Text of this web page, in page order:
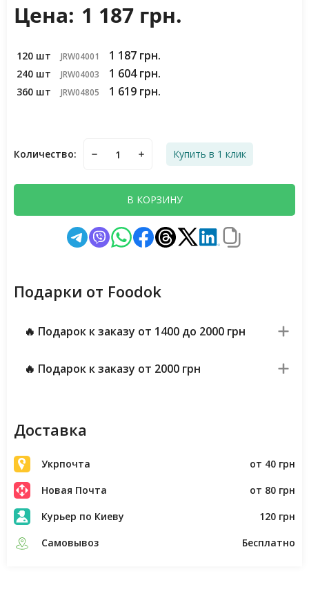
Цена: 1 187 грн.
120 шт JRW04001 1 187 грн.
240 шт JRW04003 1 604 грн.
360 шт JRW04805 1 619 грн.
Количество: Купить в 1 клик
В КОРЗИНУ
Подарки от Foodok
🔥 Подарок к заказу от 1400 до 2000 грн
🔥 Подарок к заказу от 2000 грн
Доставка
Укрпочта
от 40 грн
Новая Почта
от 80 грн
Курьер по Киеву
120 грн
Самовывоз
Бесплатно